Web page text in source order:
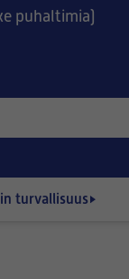
puhaltimia)
turvallisuus